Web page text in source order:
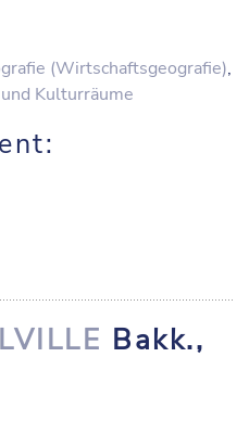
(Wirtschaftsgeografie),
Kulturräume
Bakk.,